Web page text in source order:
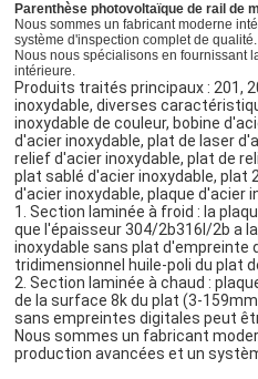
Parenthèse photovoltaïque de rail de
Nous sommes un fabricant moderne
système d'inspection complet de qualité.
Nous nous spécialisons en fournissant
intérieure.
Produits traités principaux : 201,
inoxydable, diverses
inoxydable de couleur, bobine
d'acier inoxydable, plat de laser
relief d'acier inoxydable, plat de
plat sablé d'acier inoxydable, plat
d'acier inoxydable, plaque d'acier
1. Section laminée à froid : la
que l'épaisseur 304/2b316l/2b a
inoxydable sans plat d'empreinte
tridimensionnel huile-poli du plat
2. Section laminée à chaud :
de la surface 8k du plat (3-
sans empreintes digitales peut
Nous sommes un fabricant
production avancées et un